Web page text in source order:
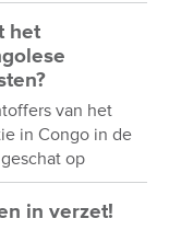
het
van het
in Congo in de
op
in verzet!